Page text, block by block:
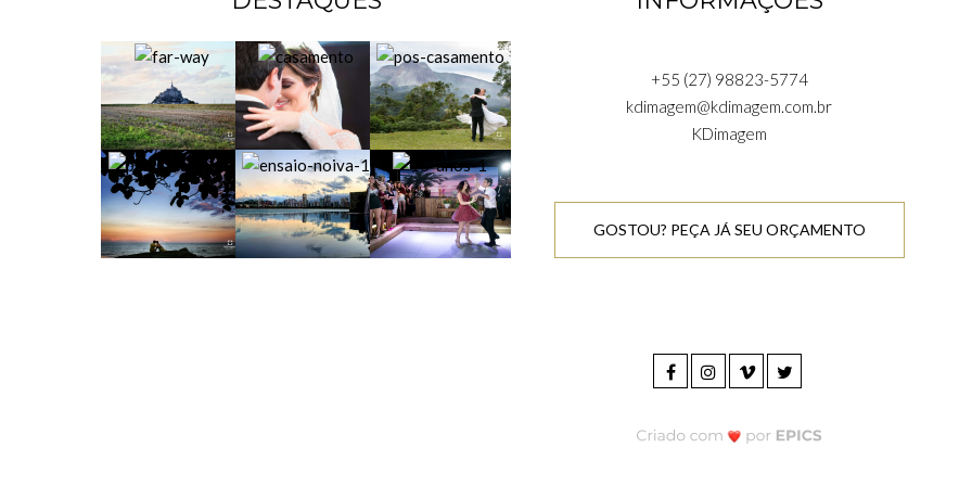
+55 (27) 98823-5774
kdimagem@kdimagem.com.br
KDimagem
GOSTOU? PEÇA JÁ SEU ORÇAMENTO